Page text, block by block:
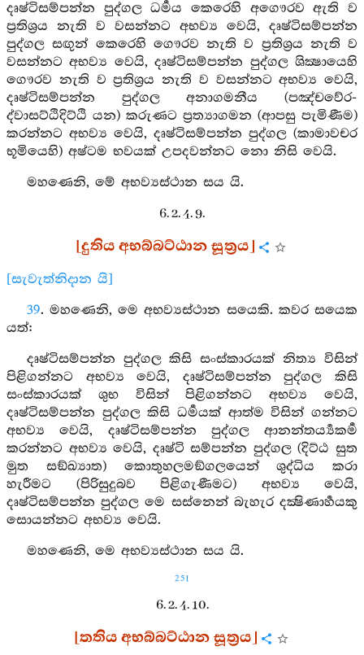
දෘෂ්ටිසම්පන්න පුද්ගල ධර්‍මය කෙරෙහි අගෞරව ඇති ව
ප්‍රතිශ්‍රය නැති ව වසන්නට අභව්‍ය වෙයි, දෘෂ්ටිසම්පන්න
පුද්ගල සඟුන් කෙරෙහි ගෞරව නැති ව ප්‍රතිශ්‍රය නැති ව
වසන්නට අභව්‍ය වෙයි, දෘෂ්ටිසම්පන්න පුද්ගල ශික්‍ෂායෙහි
ගෞරව නැති ව ප්‍රතිශ්‍රය නැති ව වසන්නට අභව්‍ය වෙයි,
දෘෂ්ටිසම්පන්න පුද්ගල අනාගමනීය (පඤ්චවේර-
ද්වාසට්ඨිදිට්ඨි යන) කරුණට ප්‍රත්‍යාගමන (ආපසු පැමිණීම)
කරන්නට අභව්‍ය වෙයි, දෘෂ්ටිසම්පන්න පුද්ගල (කාමාවචර
භූමියෙහි) අෂ්ටම භවයක් උපදවන්නට නො නිසි වෙයි.
මහණෙනි, මේ අභව්‍යස්ථාන සය යි.
6. 2. 4. 9.
[දුතිය අභබ්බට්ඨාන සූත්‍රය]
[සැවැත්නිදාන යි]
39. මහණෙනි, මෙ අභව්‍යස්ථාන සයෙකි. කවර සයෙක
යත්:
දෘෂ්ටිසම්පන්න පුද්ගල කිසි සංස්කාරයක් නිත්‍ය විසින්
පිළිගන්නට අභව්‍ය වෙයි, දෘෂ්ටිසම්පන්න පුද්ගල කිසි
සංස්කාරයක් ශුභ විසින් පිළිගන්නට අභව්‍ය වෙයි,
දෘෂ්ටිසම්පන්න පුද්ගල කිසි ධර්‍මයක් ආත්ම විසින් ගන්නට
අභව්‍ය වෙයි, දෘෂ්ටිසම්පන්න පුද්ගල ආනන්තර්‍ය්‍යකර්‍ම
කරන්නට අභව්‍ය වෙයි, දෘෂ්ටි සම්පන්න පුද්ගල (දිට්ඨ සුත
මුත සඞ්ඛ්‍යාත) කොතුහලමඞ්ගලයෙන් ශුද්ධිය කරා
හැරීමට (පිරිසුදුබව පිළිගැණීමට) අභව්‍ය වෙයි,
දෘෂ්ටිසම්පන්න පුද්ගල මෙ සස්නෙන් බැහැර දක්‍ෂිණාර්‍හයකු
සොයන්නට අභව්‍ය වෙයි.
මහණෙනි, මෙ අභව්‍යස්ථාන සය යි.
251
6. 2. 4. 10.
[තතිය අභබ්බට්ඨාන සූත්‍රය]